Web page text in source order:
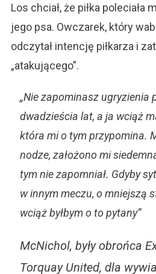
Los chciał, że piłka poleciała
jego psa. Owczarek, który
odczytał intencję piłkarza i
„atakującego”.
„Nie zapominasz ugryzienia
dwadzieścia lat, a ja wciąż
która mi o tym przypomina.
nodze, założono mi
tym nie zapomniał. Gdyby
w innym meczu, o mniejszą
wciąż byłbym o to pytany”
McNichol, były obrońca
Torquay United, dla